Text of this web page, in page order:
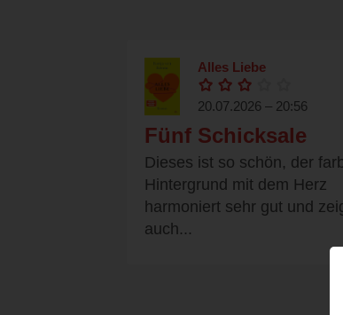
Alles Liebe
20.07.2026 – 20:56
Fünf Schicksale
Dieses ist so schön, der
Hintergrund mit dem Herz
harmoniert sehr gut und
auch...